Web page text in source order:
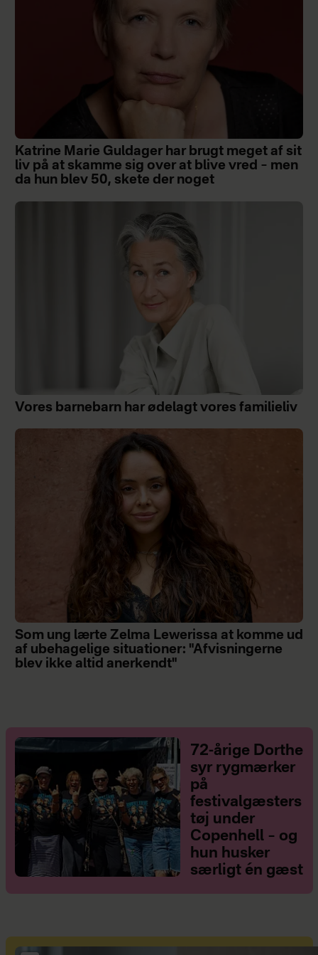
Katrine Marie Guldager har brugt meget af sit
liv på at skamme sig over at blive vred – men
da hun blev 50, skete der noget
Vores barnebarn har ødelagt vores familieliv
Som ung lærte Zelma Lewerissa at komme ud
af ubehagelige situationer: "Afvisningerne
blev ikke altid anerkendt"
72-årige Dorthe
syr rygmærker
på
festivalgæsters
tøj under
Copenhell – og
hun husker
særligt én gæst